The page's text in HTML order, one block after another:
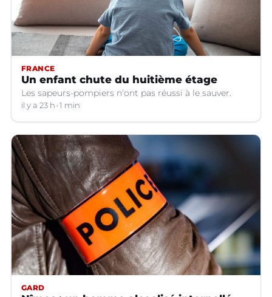
FRANCE
Un enfant chute du huitième étage
Les sapeurs-pompiers n'ont pas réussi à le sauver.
il y a 23 h 1 min
GARD